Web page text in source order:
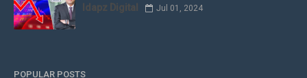
Idapz Digital Jul 01, 2024
POPULAR POSTS